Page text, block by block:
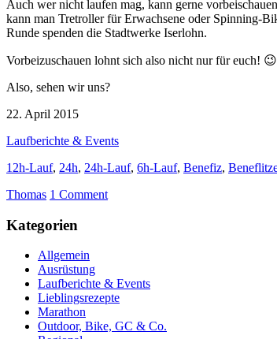
Auch wer nicht laufen mag, kann gerne
kann man Tretroller für Erwachsene oder Spinning-
Runde spenden die Stadtwerke Iserlohn.
Vorbeizuschauen lohnt sich also nicht nur für euch! 😉
Also, sehen wir uns?
22. April 2015
Laufberichte & Events
12h-Lauf, 24h, 24h-Lauf, 6h-Lauf, Benefiz,
Thomas 1 Comment
Kategorien
Allgemein
Ausrüstung
Laufberichte & Events
Lieblingsrezepte
Marathon
Outdoor, Bike, GC & Co.